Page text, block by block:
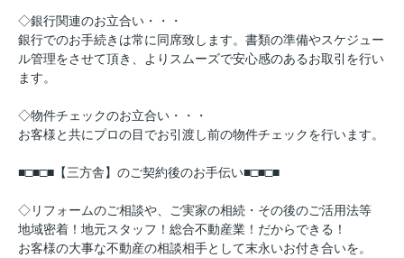
◇銀行関連のお立合い・・・
銀行でのお手続きは常に同席致します。書類の準備やスケジュー
ル管理をさせて頂き、よりスムーズで安心感のあるお取引を行い
ます。
◇物件チェックのお立合い・・・
お客様と共にプロの目でお引渡し前の物件チェックを行います。
■□■□■【三方舎】のご契約後のお手伝い■□■□■
◇リフォームのご相談や、ご実家の相続・その後のご活用法等
地域密着！地元スタッフ！総合不動産業！だからできる！
お客様の大事な不動産の相談相手として末永いお付き合いを。